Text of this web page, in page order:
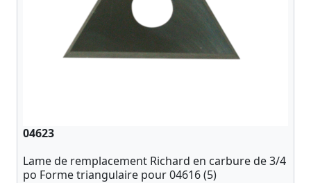
04623
Lame de remplacement Richard en carbure de 3/4
po Forme triangulaire pour 04616 (5)